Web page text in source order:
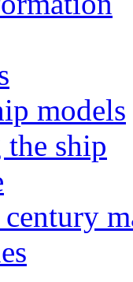
models
the ship